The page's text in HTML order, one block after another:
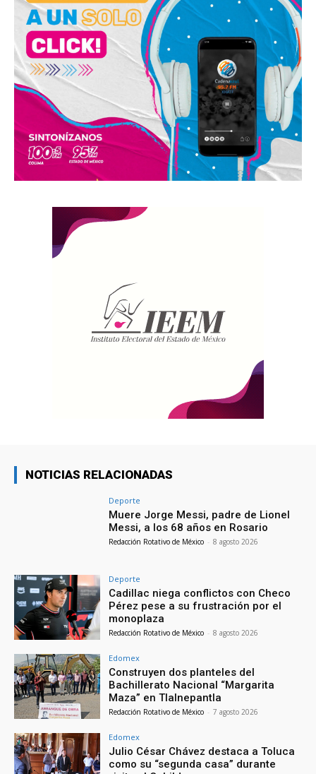
NOTICIAS RELACIONADAS
Deporte
Muere Jorge Messi, padre de Lionel
Messi, a los 68 años en Rosario
Redacción Rotativo de México - 8 agosto 2026
Deporte
Cadillac niega conflictos con Checo
Pérez pese a su frustración por el
monoplaza
Redacción Rotativo de México - 8 agosto 2026
Edomex
Construyen dos planteles del
Bachillerato Nacional “Margarita
Maza” en Tlalnepantla
Redacción Rotativo de México - 7 agosto 2026
Edomex
Julio César Chávez destaca a Toluca
como su “segunda casa” durante